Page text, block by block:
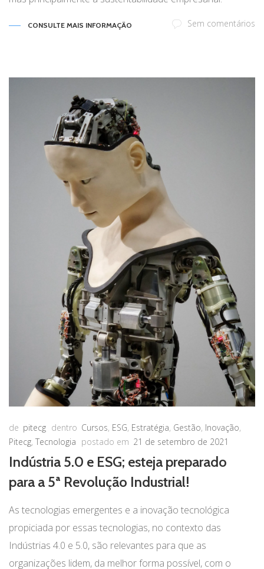
CONSULTE MAIS INFORMAÇÃO Sem comentários
de pitecg dentro Cursos, ESG, Estratégia, Gestão, Inovação,
Pitecg, Tecnologia postado em 21 de setembro de 2021
Indústria 5.0 e ESG; esteja preparado
para a 5ª Revolução Industrial!
As tecnologias emergentes e a inovação tecnológica
propiciada por essas tecnologias, no contexto das
Indústrias 4.0 e 5.0, são relevantes para que as
organizações lidem, da melhor forma possível, com o